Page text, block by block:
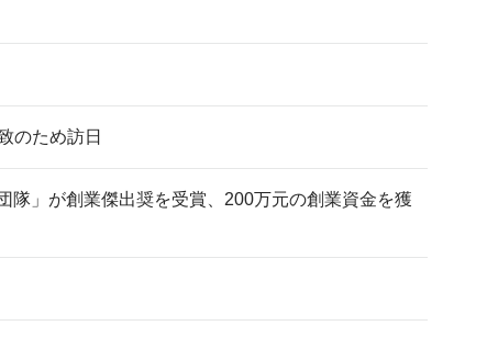
のため訪日
隊」が創業傑出奨を受賞、200万元の創業資金を獲